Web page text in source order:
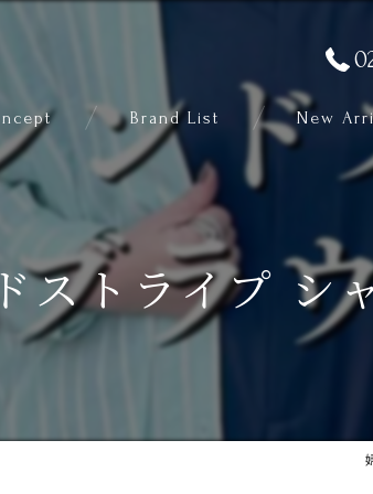
Brand List New
ストライプ シ